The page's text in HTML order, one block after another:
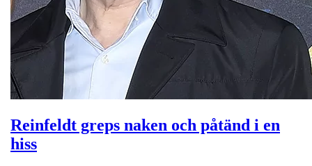
Reinfeldt greps naken och påtänd i en
hiss